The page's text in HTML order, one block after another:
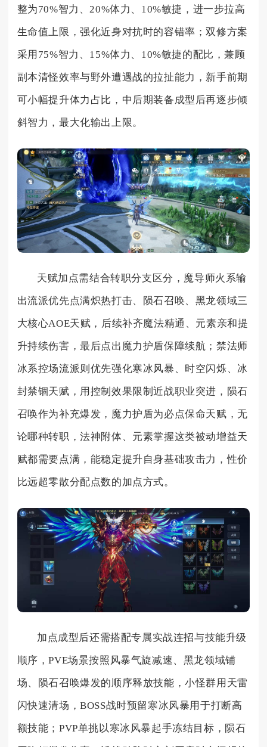
整为70%智力、20%体力、10%敏捷，进一步拉高
生命值上限，强化近身对抗时的容错率；双修方案
采用75%智力、15%体力、10%敏捷的配比，兼顾
副本清怪效率与野外遭遇战的拉扯能力，新手前期
可小幅提升体力占比，中后期装备成型后再逐步倾
斜智力，最大化输出上限。
天赋加点需结合转职分支区分，魔导师火系输
出流派优先点满炽热打击、陨石召唤、黑龙领域三
大核心AOE天赋，后续补齐魔法精通、元素亲和提
升持续伤害，最后点出魔力护盾保障续航；禁法师
冰系控场流派则优先强化寒冰风暴、时空闪烁、冰
封禁锢天赋，用控制效果限制近战职业突进，陨石
召唤作为补充爆发，魔力护盾为必点保命天赋，无
论哪种转职，法神附体、元素掌握这类被动增益天
赋都需要点满，能稳定提升自身基础攻击力，性价
比远超零散分配点数的加点方式。
加点成型后还需搭配专属实战连招与技能升级
顺序，PVE场景按照风暴气旋减速、黑龙领域铺
场、陨石召唤爆发的顺序释放技能，小怪群用天雷
闪快速清场，BOSS战时预留寒冰风暴用于打断高
额技能；PVP单挑以寒冰风暴起手冻结目标，陨石